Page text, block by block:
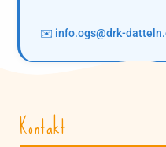
✉️ info.ogs@drk-
Kontakt